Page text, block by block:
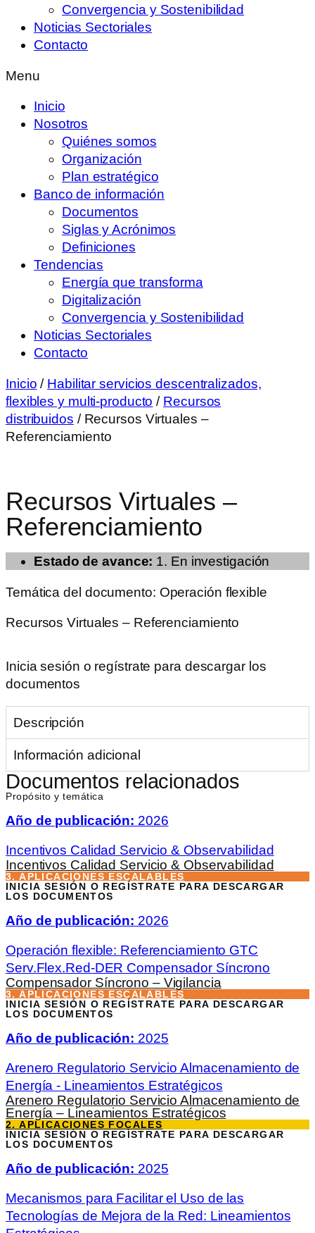
Convergencia y Sostenibilidad
Noticias Sectoriales
Contacto
Menu
Inicio
Nosotros
Quiénes somos
Organización
Plan estratégico
Banco de información
Documentos
Siglas y Acrónimos
Definiciones
Tendencias
Energía que transforma
Digitalización
Convergencia y Sostenibilidad
Noticias Sectoriales
Contacto
Inicio / Habilitar servicios descentralizados,
flexibles y multi-producto / Recursos
distribuidos / Recursos Virtuales –
Referenciamiento
Recursos Virtuales –
Referenciamiento
Estado de avance: 1. En investigación
Temática del documento: Operación flexible
Recursos Virtuales – Referenciamiento
Inicia sesión o regístrate para descargar los
documentos
Descripción
Información adicional
Documentos relacionados
Propósito y temática
Año de publicación: 2026
Incentivos Calidad Servicio & Observabilidad
Incentivos Calidad Servicio & Observabilidad
3. APLICACIONES ESCALABLES
INICIA SESIÓN O REGÍSTRATE PARA DESCARGAR
LOS DOCUMENTOS
Año de publicación: 2026
Operación flexible: Referenciamiento GTC
Serv.Flex.Red-DER Compensador Síncrono
Compensador Síncrono – Vigilancia
3. APLICACIONES ESCALABLES
INICIA SESIÓN O REGÍSTRATE PARA DESCARGAR
LOS DOCUMENTOS
Año de publicación: 2025
Arenero Regulatorio Servicio Almacenamiento de
Energía - Lineamientos Estratégicos
Arenero Regulatorio Servicio Almacenamiento de
Energía – Lineamientos Estratégicos
2. APLICACIONES FOCALES
INICIA SESIÓN O REGÍSTRATE PARA DESCARGAR
LOS DOCUMENTOS
Año de publicación: 2025
Mecanismos para Facilitar el Uso de las
Tecnologías de Mejora de la Red: Lineamientos